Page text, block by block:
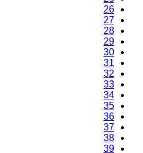
26
27
28
29
30
31
32
33
34
35
36
37
38
39